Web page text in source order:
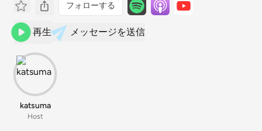
フォローする
再生 メッセージを送信
katsuma
Host